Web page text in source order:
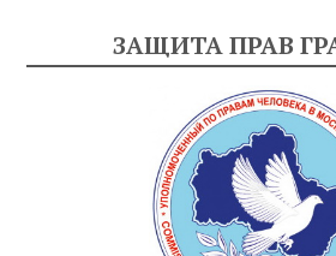
ЗАЩИТА ПРАВ